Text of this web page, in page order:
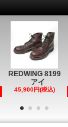
REDWING 8199
アイ
45,900円(税込)